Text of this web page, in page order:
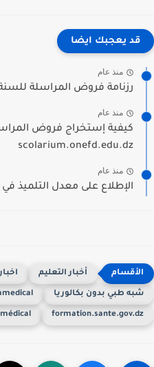
قد يعجبك ايضا
منذ عام
رزنامة فروض المراسلة للسنة 2025/2026 | onefd devoir
منذ عام
scolarium.onefd.edu.dz
منذ عام
الإطلاع على معدل التلميذ في الثلاثي الأول
أخبار التعليم اخبار
طبي بدون بكالوريا